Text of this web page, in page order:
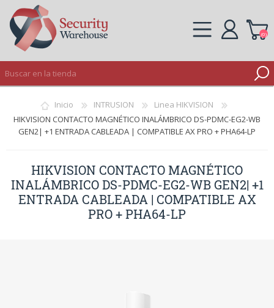
INICIAR SESIÓN
(0)
Inicio INTRUSION
Linea HIKVISION
HIKVISION CONTACTO MAGNÉTICO INALÁMBRICO DS-PDMC-EG2-WB
GEN2| +1 ENTRADA CABLEADA | COMPATIBLE AX PRO + PHA64-LP
HIKVISION CONTACTO MAGNÉTICO
INALÁMBRICO DS-PDMC-EG2-WB GEN2| +1
ENTRADA CABLEADA | COMPATIBLE AX
PRO + PHA64-LP